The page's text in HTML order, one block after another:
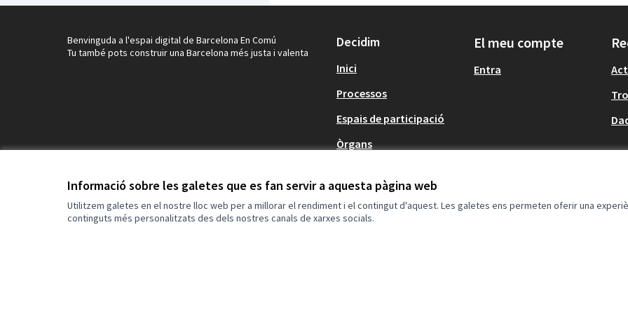
Informació sobre les galetes que es fan servir a aquesta pàgina web
Utilitzem galetes en el nostre lloc web per a millorar el rendiment i el contingut d'aquest. Les galetes ens permeten oferir una
continguts més personalitzats des dels nostres canals de xarxes socials.
Benvinguda a l'espai digital de Barcelona En Comú
Tu també pots construir una Barcelona més justa i valenta
Decidim
Inici
Processos
Espais de participació
Òrgans
Agenda
(Enllaç extern)
El meu compte
Entra